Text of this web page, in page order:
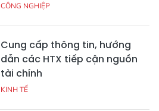
CÔNG NGHIỆP
Cung cấp thông tin, hướng
dẫn các HTX tiếp cận nguồn
tài chính
KINH TẾ